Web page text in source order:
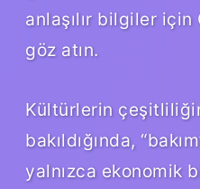
anlaşılır bilgiler
göz atın.
Kültürlerin
bakıldığında,
yalnızca ekonomik